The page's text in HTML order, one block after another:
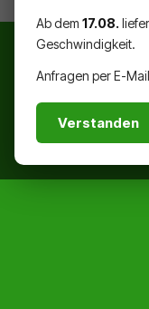
Ab dem 17.08.
Geschwindigkeit.
Anfragen per E-
Verstanden